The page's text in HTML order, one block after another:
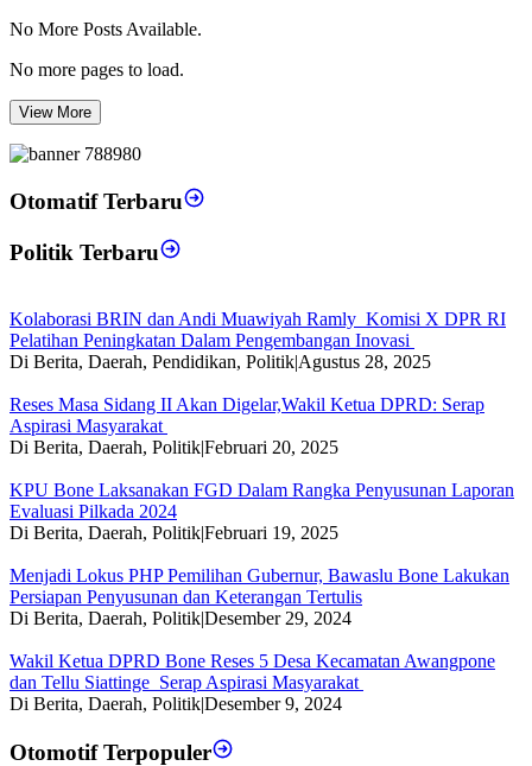
No More Posts Available.
No more pages to load.
View More
Otomatif Terbaru
Politik Terbaru
Kolaborasi BRIN dan Andi Muawiyah Ramly Komisi X DPR RI
Pelatihan Peningkatan Dalam Pengembangan Inovasi
Di Berita, Daerah, Pendidikan, Politik|Agustus 28, 2025
Reses Masa Sidang II Akan Digelar,Wakil Ketua DPRD: Serap
Aspirasi Masyarakat
Di Berita, Daerah, Politik|Februari 20, 2025
KPU Bone Laksanakan FGD Dalam Rangka Penyusunan Laporan
Evaluasi Pilkada 2024
Di Berita, Daerah, Politik|Februari 19, 2025
Menjadi Lokus PHP Pemilihan Gubernur, Bawaslu Bone Lakukan
Persiapan Penyusunan dan Keterangan Tertulis
Di Berita, Daerah, Politik|Desember 29, 2024
Wakil Ketua DPRD Bone Reses 5 Desa Kecamatan Awangpone
dan Tellu Siattinge Serap Aspirasi Masyarakat
Di Berita, Daerah, Politik|Desember 9, 2024
Otomotif Terpopuler